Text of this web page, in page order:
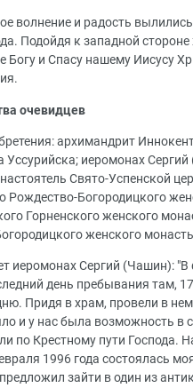
волнение и радость
Подойдя к западной
Богу и Спасу нашему Иисусу
очевидцев
архимандрит
Уссурийска; иеромонах
Свято-Успенской
Рождество-Богородицкого
Горненского женского
женского
иеромонах Сергий (Чашин):
день пребывания там,
Придя в храм, провели в
и у нас была возможность
по Крестному пути Господа.
1996 года состоялась
зайти в один из